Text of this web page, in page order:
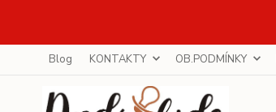
Blog KONTAKTY OB.PODMÍNKY